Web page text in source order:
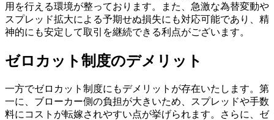
用を行える環境が整っております。また、急激な為替変動や
スプレッド拡大による予期せぬ損失にも対応可能であり、精
神的にも安定して取引を継続できる利点がございます。
ゼロカット制度のデメリット
一方でゼロカット制度にもデメリットが存在いたします。第
一に、ブローカー側の負担が大きいため、スプレッドや手数
料にコストが転嫁されやすい点が挙げられます。さらに、ゼ